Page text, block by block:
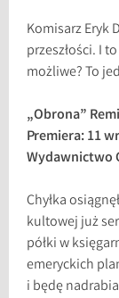
Komisarz Eryk
przeszłości. I
możliwe? To
„Obrona”
Premiera: 11
Wydawnictwo
Chyłka
kultowej już
półki w
emeryckich
i będę